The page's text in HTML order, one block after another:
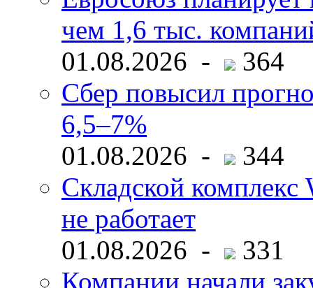
чем 1,6 тыс.
01.08.2026 -
364
Сбер повысил
6,5–7%
01.08.2026 -
344
Складской комплекс
не работает
01.08.2026 -
331
Компании начали